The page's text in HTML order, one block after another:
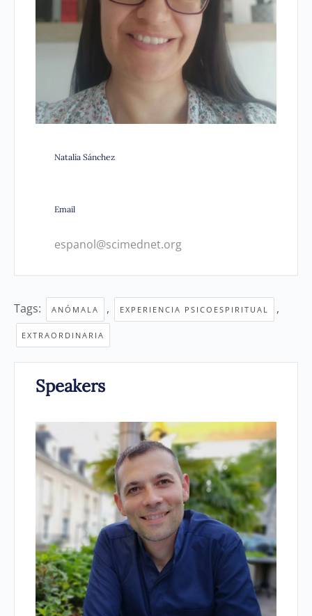
Natalia Sánchez
Email
espanol@scimednet.org
Tags: ANÓMALA , EXPERIENCIA PSICOESPIRITUAL ,
EXTRAORDINARIA
Speakers